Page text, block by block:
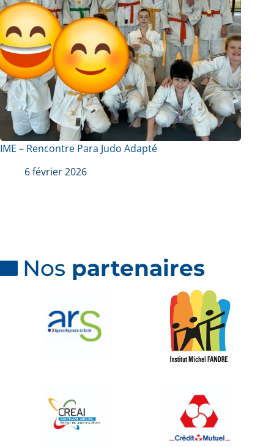
IME – Rencontre Para Judo Adapté
6 février 2026
Nos partenaires